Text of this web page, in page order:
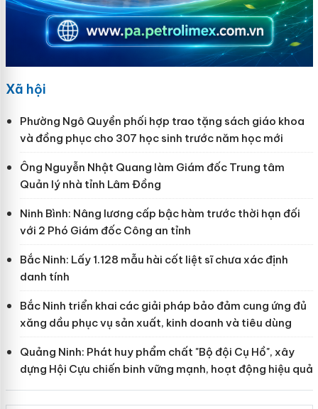
Xã hội
Phường Ngô Quyền phối hợp trao tặng sách giáo khoa
và đồng phục cho 307 học sinh trước năm học mới
Ông Nguyễn Nhật Quang làm Giám đốc Trung tâm
Quản lý nhà tỉnh Lâm Đồng
Ninh Bình: Nâng lương cấp bậc hàm trước thời hạn đối
với 2 Phó Giám đốc Công an tỉnh
Bắc Ninh: Lấy 1.128 mẫu hài cốt liệt sĩ chưa xác định
danh tính
Bắc Ninh triển khai các giải pháp bảo đảm cung ứng đủ
xăng dầu phục vụ sản xuất, kinh doanh và tiêu dùng
Quảng Ninh: Phát huy phẩm chất "Bộ đội Cụ Hồ", xây
dựng Hội Cựu chiến binh vững mạnh, hoạt động hiệu quả